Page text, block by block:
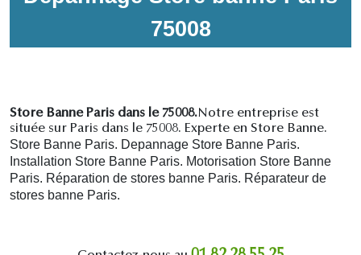
75008
Store Banne Paris dans le 75008.Notre entreprise est
située sur Paris dans le 75008. Experte en Store Banne.
Store Banne Paris. Depannage Store Banne Paris.
Installation Store Banne Paris. Motorisation Store Banne
Paris. Réparation de stores banne Paris. Réparateur de
stores banne Paris.